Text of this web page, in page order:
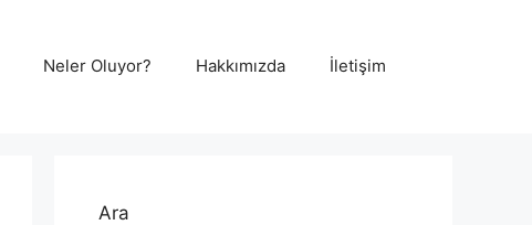
Neler Oluyor? Hakkımızda İletişim
Ara